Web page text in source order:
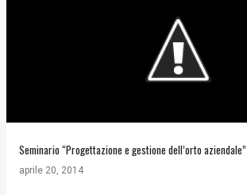
Seminario “Progettazione e gestione dell’orto aziendale”
aprile 20, 2014